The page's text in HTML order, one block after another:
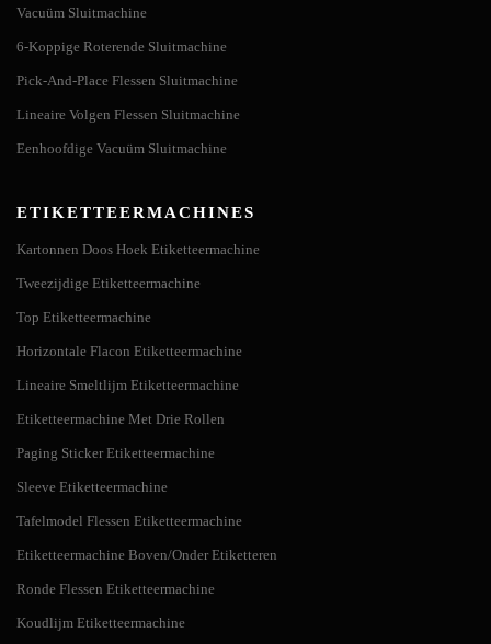
Vacuüm Sluitmachine
6-Koppige Roterende Sluitmachine
Pick-And-Place Flessen Sluitmachine
Lineaire Volgen Flessen Sluitmachine
Eenhoofdige Vacuüm Sluitmachine
ETIKETTEERMACHINES
Kartonnen Doos Hoek Etiketteermachine
Tweezijdige Etiketteermachine
Top Etiketteermachine
Horizontale Flacon Etiketteermachine
Lineaire Smeltlijm Etiketteermachine
Etiketteermachine Met Drie Rollen
Paging Sticker Etiketteermachine
Sleeve Etiketteermachine
Tafelmodel Flessen Etiketteermachine
Etiketteermachine Boven/Onder Etiketteren
Ronde Flessen Etiketteermachine
Koudlijm Etiketteermachine